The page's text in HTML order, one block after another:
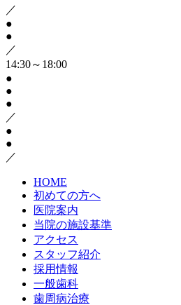
／
●
●
／
14:30～18:00
●
●
●
／
●
●
／
HOME
初めての方へ
医院案内
当院の施設基準
アクセス
スタッフ紹介
採用情報
一般歯科
歯周病治療